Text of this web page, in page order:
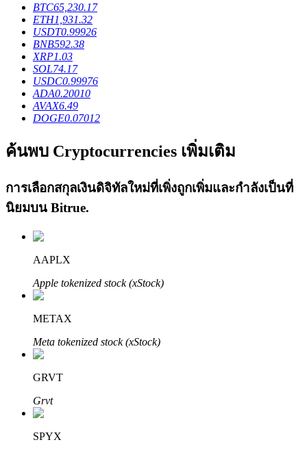
บริการยืมเงินที่ได้รับการสนับสนุนจาก Crypto
ลงทุนอัตโนมัติ
คว้าผลกำไรระยะยาวและผลประโยชน์ที่ยืดหยุ่น
เรียนรู้เกี่ยวกับการสร้างรายได้แบบพาสซีฟ
Bitrue
BTC65,230.17
ETH1,931.32
USDT0.99926
BNB592.38
XRP1.03
SOL74.17
USDC0.99976
ADA0.20010
AVAX6.49
DOGE0.07012
ค้นพบ Cryptocurrencies เพิ่มเติม
การเลือกสกุลเงินดิจิทัลใหม่ที่เพิ่งถูกเพิ่มและกำลังเป็นที่
นิยมบน Bitrue.
AAPLX
Apple tokenized stock (xStock)
METAX
Meta tokenized stock (xStock)
GRVT
Grvt
SPYX